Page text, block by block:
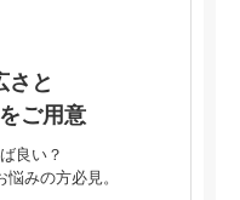
さと
ご用意
良い？
みの方必見。